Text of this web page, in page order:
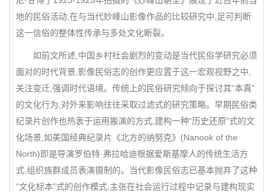
地的民俗活动,在与当代妙峰山影像作品的比较研究中,足可判断
这一信俗的整体性传承与多处文化断裂。
如前文所述,中国乡村社会剧烈的变动是当代民俗学研究必须
面对的时代背景,影像民俗志的创作更应置于这一宏观视野之中,
关注变迁,强调时代语境。传统上的民俗研究倾向于探讨其“本真”
的文化行为,对外来影响往往采取过滤式的研究策略。早期民俗类
纪录片创作也热衷于运用搬演的方式,建构一种“历史还原”式的文
化场景,如美国经典纪录片《北方的纳努克》(Nanook of the
North)即是导演罗伯特·弗拉哈迪根据爱斯基摩人的传统生活方
式,组织族群成员表演摄制的。当代影像民俗志已基本抛弃了这种
“文化标本”式的创作模式,主张在社会运行过程中记录与建构现实